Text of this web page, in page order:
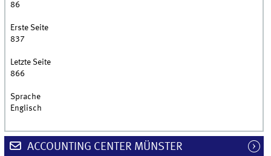
86
Erste Seite
837
Letzte Seite
866
Sprache
Englisch
ACCOUNTING CENTER MÜNSTER